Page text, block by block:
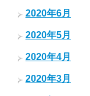
2020年6月
2020年5月
2020年4月
2020年3月